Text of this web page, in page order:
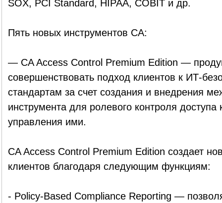
SOX, PCI Standard, HIPAA, COBIT и др.
Пять новых инструментов CA:
— CA Access Control Premium Edition —
совершенствовать подход клиентов к ИТ-
стандартам за счет создания и внедрения
инструмента для ролевого контроля
управления ими.
CA Access Control Premium Edition создает
клиентов благодаря следующим функциям:
- Policy-Based Compliance Reporting —